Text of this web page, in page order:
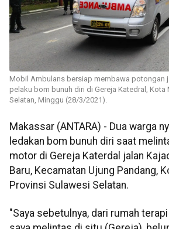
Mobil Ambulans bersiap membawa potongan
pelaku bom bunuh diri di Gereja Katedral, Kota
Selatan, Minggu (28/3/2021).
Makassar (ANTARA) - Dua warga
ledakan bom bunuh diri saat
motor di Gereja Katerdal jalan
Baru, Kecamatan Ujung Pandang,
Provinsi Sulawesi Selatan.
"Saya sebetulnya, dari rumah